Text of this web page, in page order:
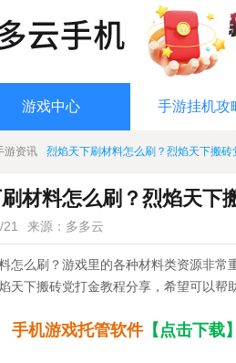
游戏中心 手游挂机攻
游资讯 烈焰天下刷材料怎么刷？烈焰天下搬砖
材料怎么刷？烈焰天下
来源：多多云
怎么刷？游戏里的各种材料类资源非
天下搬砖党打金教程分享，希望可以帮
手机游戏托管软件【点击下载】